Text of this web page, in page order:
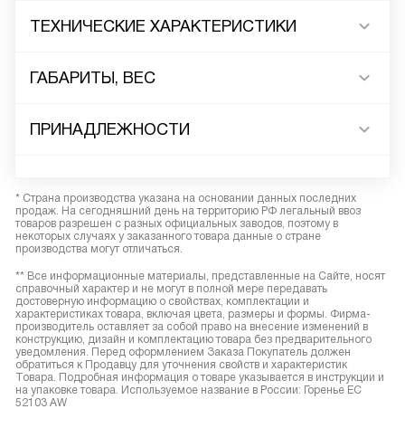
ТЕХНИЧЕСКИЕ ХАРАКТЕРИСТИКИ
ГАБАРИТЫ, ВЕС
ПРИНАДЛЕЖНОСТИ
* Страна производства указана на основании данных последних
продаж. На сегодняшний день на территорию РФ легальный ввоз
товаров разрешен с разных официальных заводов, поэтому в
некоторых случаях у заказанного товара данные о стране
производства могут отличаться.
** Все информационные материалы, представленные на Сайте, носят
справочный характер и не могут в полной мере передавать
достоверную информацию о свойствах, комплектации и
характеристиках товара, включая цвета, размеры и формы. Фирма-
производитель оставляет за собой право на внесение изменений в
конструкцию, дизайн и комплектацию товара без предварительного
уведомления. Перед оформлением Заказа Покупатель должен
обратиться к Продавцу для уточнения свойств и характеристик
Товара. Подробная информация о товаре указывается в инструкции и
на упаковке товара. Используемое название в России: Горенье EC
52103 AW